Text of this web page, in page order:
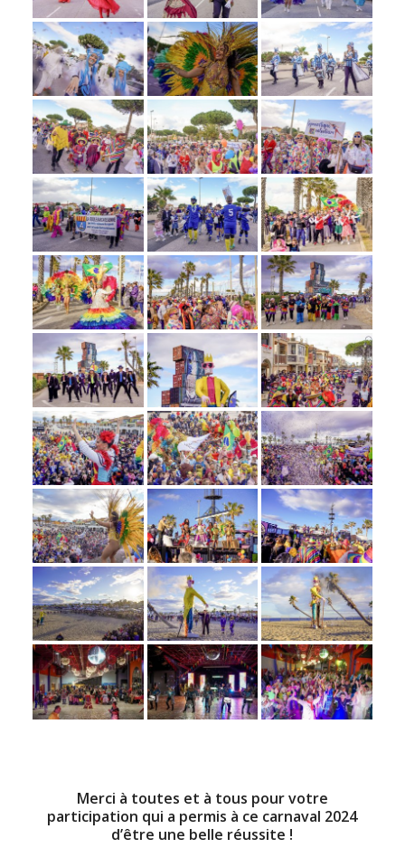
Merci à toutes et à tous pour votre
participation qui a permis à ce carnaval 2024
d’être une belle réussite !